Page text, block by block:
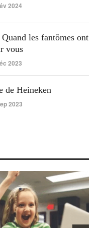
2024
les fantômes ont
vous
2023
de Heineken
2023